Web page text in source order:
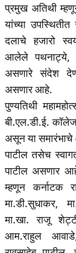
प्रमुख अतिथी
यांच्या
दलाचे हजारो
आलेले पथनाट्ये,
असणारे संदेश
असणार आहे.
पुण्यतिथी
बी.एल.डी.ई.
असून या
पाटील तसेच
पाटील असणार
म्हणून कर्नाटक
मा.डी.सुधाकर,
मा.खा. राजू
आम.राहुल